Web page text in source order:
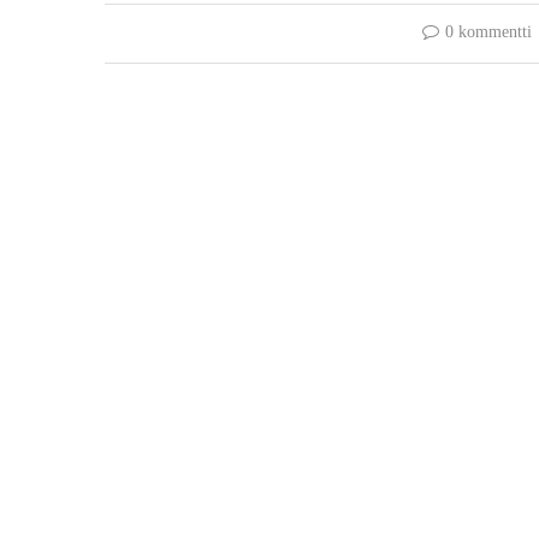
0 kommentti